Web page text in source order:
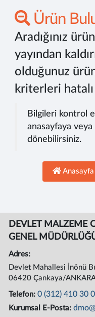
Ürün
Aradığınız
yayından
olduğunuz
kriterleri
Bilgileri kontrol
anasayfaya veya
dönebilirsiniz.
Anasayfa
DEVLET MALZEME
GENEL
Adres:
Devlet Mahallesi İnönü
06420 Çankaya/
Telefon:0 (312) 410 30
Kurumsal E-Posta: